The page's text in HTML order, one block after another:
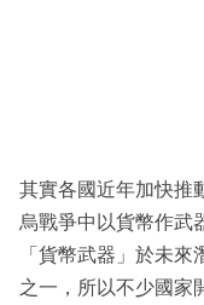
其實各國近年加快推
烏戰爭中以貨幣作武
「貨幣武器」於未
之一，所以不少國家